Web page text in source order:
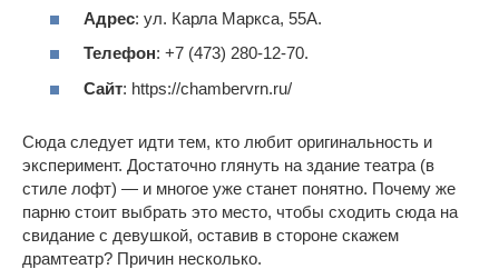
Адрес: ул. Карла Маркса, 55А.
Телефон: +7 (473) 280-12-70.
Сайт: https://chambervrn.ru/
Сюда следует идти тем, кто любит оригинальность и
эксперимент. Достаточно глянуть на здание театра (в
стиле лофт) — и многое уже станет понятно. Почему же
парню стоит выбрать это место, чтобы сходить сюда на
свидание с девушкой, оставив в стороне скажем
драмтеатр? Причин несколько.